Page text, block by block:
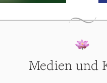
Medien und